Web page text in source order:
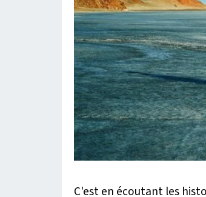
C'est en écoutant les